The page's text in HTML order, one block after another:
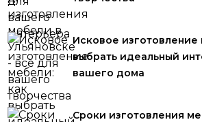
Исковое изготовление
выбрать идеальный
вашего дома
Сроки изготовления